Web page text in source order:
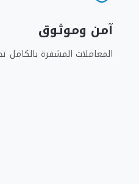
آمن وموثوق
المعاملات المشفرة